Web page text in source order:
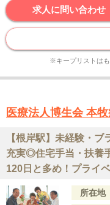
求人に問い合わせ
※キープリストは
医療法人博生会 本
【根岸駅】未経験・
充実◎住宅手当・扶養
120日と多め！プライ
所在地